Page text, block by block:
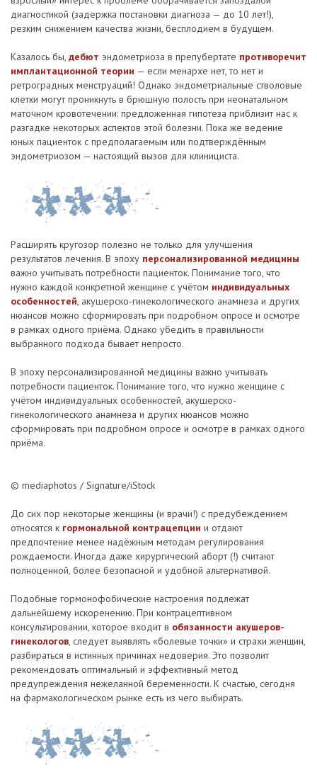
диагностикой (задержка постановки диагноза — до 10 лет!),
резким снижением качества жизни, бесплодием в будущем.
Казалось бы, дебют эндометриоза в препубертате противоречит
имплантационной теории — если менархе нет, то нет и
ретроградных менструаций! Однако эндометриальные стволовые
клетки могут проникнуть в брюшную полость при неонатальном
маточном кровотечении: предложенная гипотеза приблизит нас к
разгадке некоторых аспектов этой болезни. Пока же ведение
юных пациенток с предполагаемым или подтверждённым
эндометриозом — настоящий вызов для клинициста.
Расширять кругозор полезно не только для улучшения
результатов лечения. В эпоху персонализированной медицины
важно учитывать потребности пациенток. Понимание того, что
нужно каждой конкретной женщине с учётом индивидуальных
особенностей, акушерско-гинекологического анамнеза и других
нюансов можно сформировать при подробном опросе и осмотре
в рамках одного приёма. Однако убедить в правильности
выбранного подхода бывает непросто.
В эпоху персонализированной медицины важно учитывать
потребности пациенток. Понимание того, что нужно женщине с
учётом индивидуальных особенностей, акушерско-
гинекологического анамнеза и других нюансов можно
сформировать при подробном опросе и осмотре в рамках одного
приёма.
© mediaphotos / Signature/iStock
До сих пор некоторые женщины (и врачи!) с предубеждением
относятся к гормональной контрацепции и отдают
предпочтение менее надёжным методам регулирования
рождаемости. Иногда даже хирургический аборт (!) считают
полноценной, более безопасной и удобной альтернативой.
Подобные гормонофобические настроения подлежат
дальнейшему искоренению. При контрацептивном
консультировании, которое входит в обязанности акушеров-
гинекологов, следует выявлять «болевые точки» и страхи женщин,
разбираться в истинных причинах недоверия. Это позволит
рекомендовать оптимальный и эффективный метод
предупреждения нежеланной беременности. К счастью, сегодня
на фармакологическом рынке есть из чего выбирать.